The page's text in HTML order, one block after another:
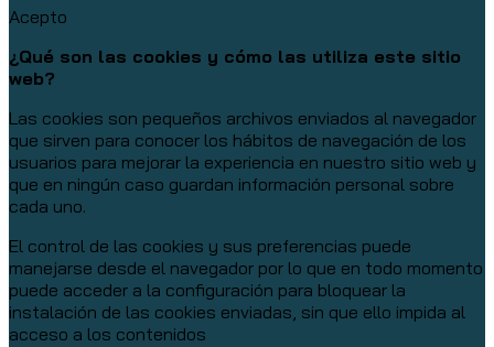
Acepto
¿Qué son las cookies y cómo las utiliza este sitio
web?
Las cookies son pequeños archivos enviados al navegador
que sirven para conocer los hábitos de navegación de los
usuarios para mejorar la experiencia en nuestro sitio web y
que en ningún caso guardan información personal sobre
cada uno.
El control de las cookies y sus preferencias puede
manejarse desde el navegador por lo que en todo momento
puede acceder a la configuración para bloquear la
instalación de las cookies enviadas, sin que ello impida al
acceso a los contenidos